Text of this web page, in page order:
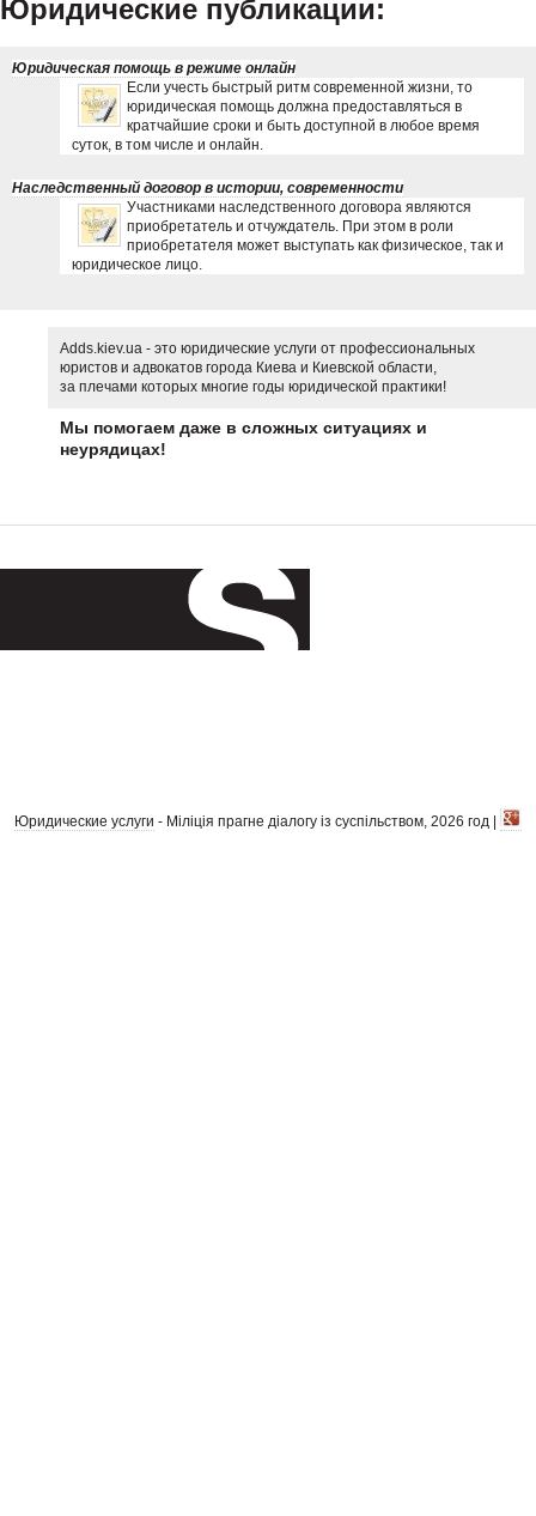
Юридические публикации:
Юридическая помощь в режиме онлайн
Если учесть быстрый ритм современной жизни, то
юридическая помощь должна предоставляться в
кратчайшие сроки и быть доступной в любое время
суток, в том числе и онлайн.
Наследственный договор в истории, современности
Участниками наследственного договора являются
приобретатель и отчуждатель. При этом в роли
приобретателя может выступать как физическое, так и
юридическое лицо.
Adds.kiev.ua - это юридические услуги от профессиональных
юристов и адвокатов города Киева и Киевской области,
за плечами которых многие годы юридической практики!
Мы помогаем даже в сложных ситуациях и
неурядицах!
Юридические услуги - Міліція прагне діалогу із суспільством, 2026 год |